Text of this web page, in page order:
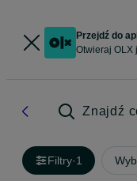
Przejdź do
Otwieraj OLX
Znajdź
Filtry·1